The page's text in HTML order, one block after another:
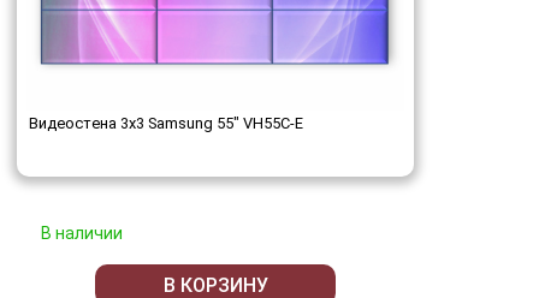
Видеостена 3x3 Samsung 55" VH55C-E
В наличии
В КОРЗИНУ